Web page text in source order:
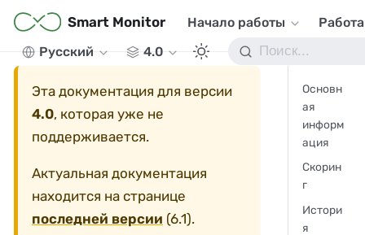
Smart Monitor Начало работы
Русский
4.0
Эта документация для версии
4.0, которая уже не
поддерживается.
Актуальная документация
находится на странице
последней версии (6.1).
Основн
ая
информ
ация
Скорин
г
Истори
я